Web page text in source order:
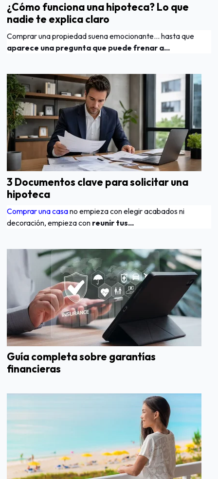
¿Cómo funciona una hipoteca? Lo que
nadie te explica claro
Comprar una propiedad suena emocionante… hasta que
aparece una pregunta que puede frenar a...
3 Documentos clave para solicitar una
hipoteca
Comprar una casano empieza con elegir acabados ni
decoración, empieza con reunir tus...
Guía completa sobre garantías
financieras